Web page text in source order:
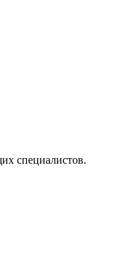
специалистов.